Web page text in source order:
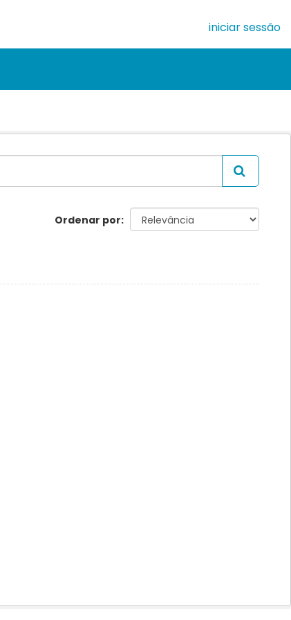
iniciar sessão
Ordenar por